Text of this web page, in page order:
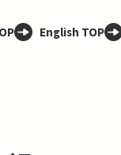
English TOP